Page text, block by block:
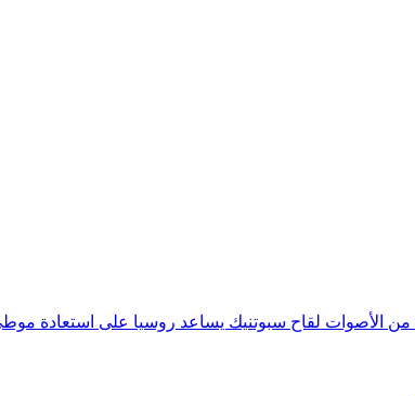
لقاح سبوتنيك يساعد روسيا على استعادة موطئ